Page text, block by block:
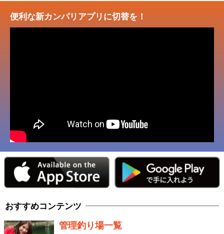
便利な新カンパリアプリに切替を！
おすすめコンテンツ
管理釣り場一覧